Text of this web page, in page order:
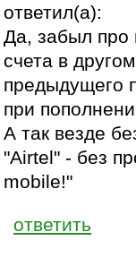
ответил(а):
Да, забыл про
счета в
предыдущего
при
А так везде
"Airtel" - без
mobile!"
ответить